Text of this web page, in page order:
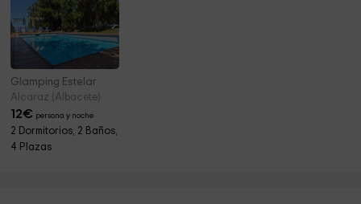
Glamping Estelar
Alcaraz (Albacete)
12€ persona y noche
2 Dormitorios, 2 Baños,
4 Plazas